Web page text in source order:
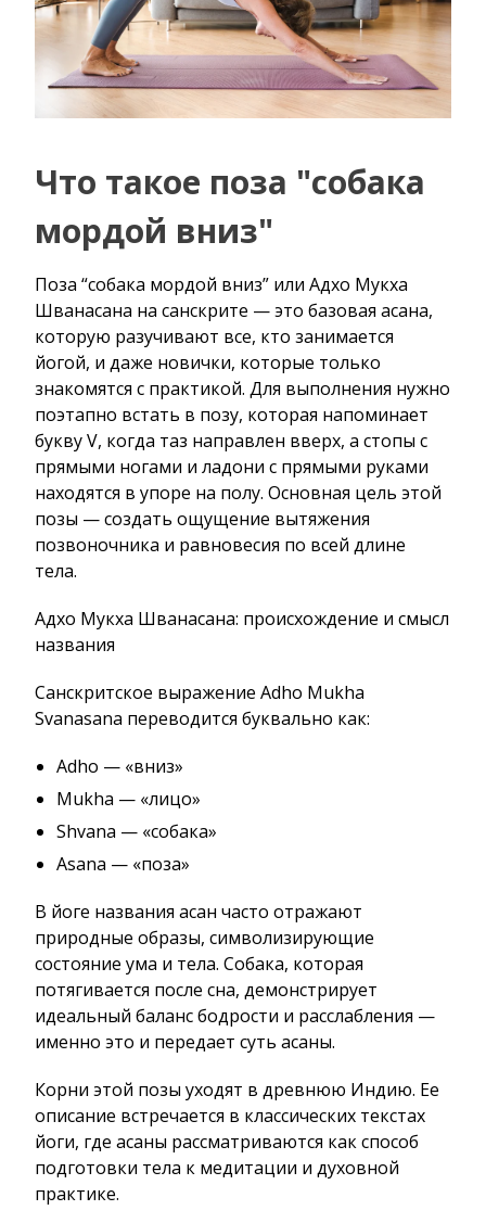
Что такое поза "собака
мордой вниз"
Поза “собака мордой вниз” или Адхо Мукха
Шванасана на санскрите — это базовая асана,
которую разучивают все, кто занимается
йогой, и даже новички, которые только
знакомятся с практикой. Для выполнения нужно
поэтапно встать в позу, которая напоминает
букву V, когда таз направлен вверх, а стопы с
прямыми ногами и ладони с прямыми руками
находятся в упоре на полу. Основная цель этой
позы — создать ощущение вытяжения
позвоночника и равновесия по всей длине
тела.
Адхо Мукха Шванасана: происхождение и смысл
названия
Санскритское выражение Adho Mukha
Svanasana переводится буквально как:
Adho — «вниз»
Mukha — «лицо»
Shvana — «собака»
Asana — «поза»
В йоге названия асан часто отражают
природные образы, символизирующие
состояние ума и тела. Собака, которая
потягивается после сна, демонстрирует
идеальный баланс бодрости и расслабления —
именно это и передает суть асаны.
Корни этой позы уходят в древнюю Индию. Ее
описание встречается в классических текстах
йоги, где асаны рассматриваются как способ
подготовки тела к медитации и духовной
практике.